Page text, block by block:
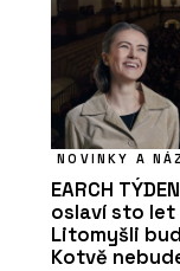
NOVINKY A
EARCH
oslaví sto let
Litomyšli
Kotvě